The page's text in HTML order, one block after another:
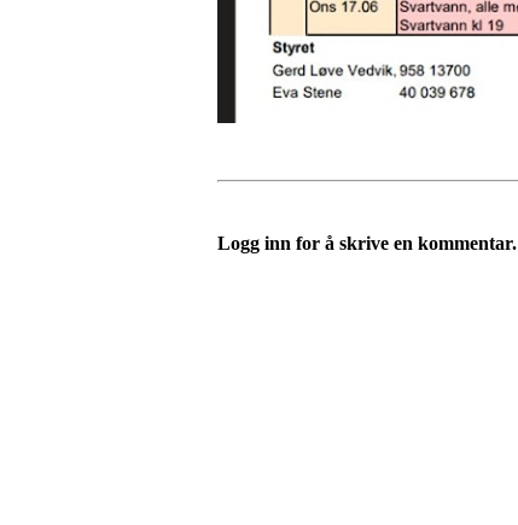
Logg inn for å skrive en kommentar.